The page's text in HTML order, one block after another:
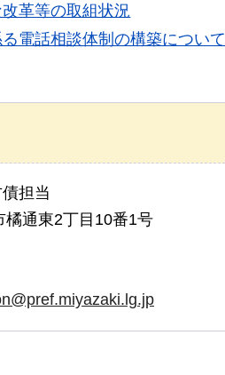
革等の取組状況
電話相談体制の構築について
担当
通東2丁目10番1号